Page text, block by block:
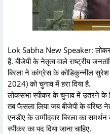
Lok Sabha New Speaker:
हैं. बीजेपी के नेतृत्व वाले राष्ट्रीय
बिरला ने कांग्रेस के कोडिकुन्नील
2024) को चुनाव में हरा दिया है.
लोकसभा स्पीकर के चुनाव में उतरने के
तब फैसला लिया जब बीजेपी के वरिष्ठ
एनडीए के उम्मीदवार बिरला का
स्पीकर का पद दिया जाना चाहिए.